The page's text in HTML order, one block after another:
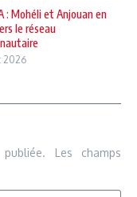
: Mohéli et Anjouan en
le réseau
2026
Les champs